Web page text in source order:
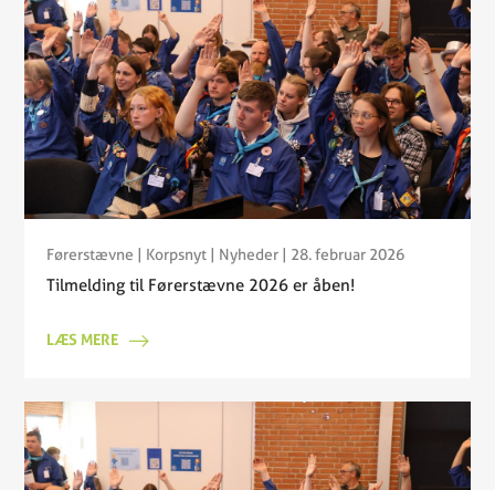
Førerstævne Korpsnyt Nyheder | 28. februar 2026
Tilmelding til Førerstævne 2026 er åben!
LÆS MERE